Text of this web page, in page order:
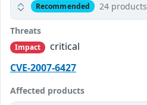
Recommended 24 products
Threats
Impact
critical
CVE-2007-6427
Affected products